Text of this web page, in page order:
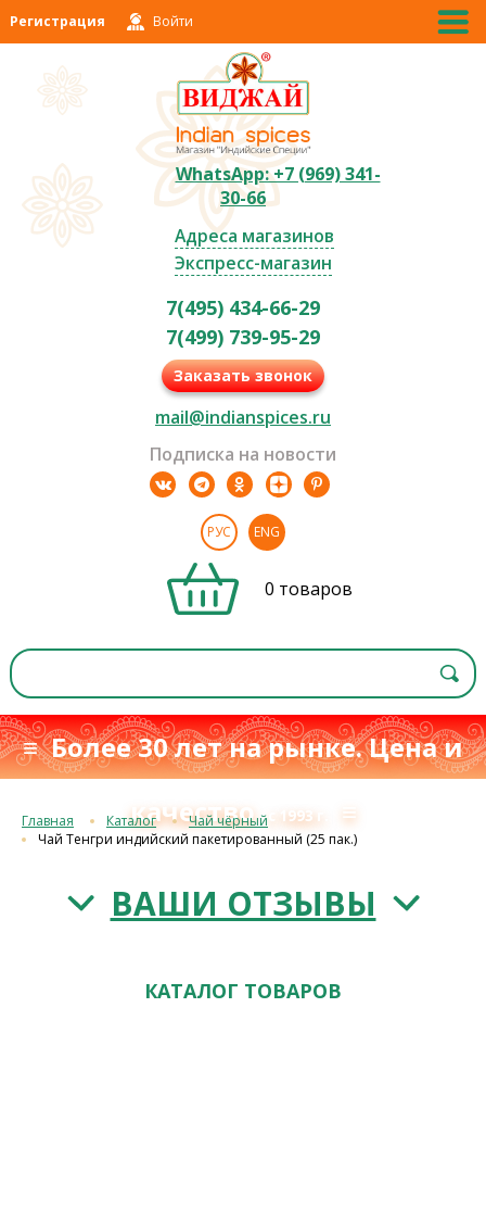
Регистрация Войти
WhatsApp: +7 (969) 341-
30-66
Адреса магазинов
Экспресс-магазин
7(495) 434-66-29
7(499) 739-95-29
Заказать звонок
mail@indianspices.ru
Подписка на новости
РУС ENG
0 товаров
≡ Более 30 лет на рынке. Цена и
качество с 1993 г. ≡
Главная Каталог
Чай чёрный
Чай Тенгри индийский пакетированный (25 пак.)
ВАШИ ОТЗЫВЫ
КАТАЛОГ ТОВАРОВ